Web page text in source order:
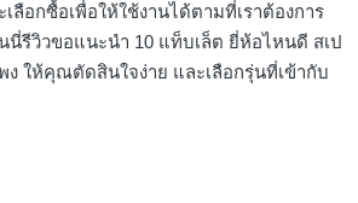
ลือกซื้อเพื่อให้ใช้งานได้ตามที่เราต้องการ
นี่รีวิวขอแนะนำ 10 แท็บเล็ต ยี่ห้อไหนดี สเป
ให้คุณตัดสินใจง่าย และเลือกรุ่นที่เข้ากับ